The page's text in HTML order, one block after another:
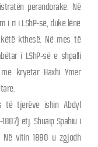
perandorake. Në
i ri i LShP-së, duke lënë
kthesë. Në mes të
i LShP-së e shpalli
kryetar Haxhi Ymer
të tjerëve ishin Abdyl
etj. Shuaip Spahiu i
Në vitin 1880 u zgjodh